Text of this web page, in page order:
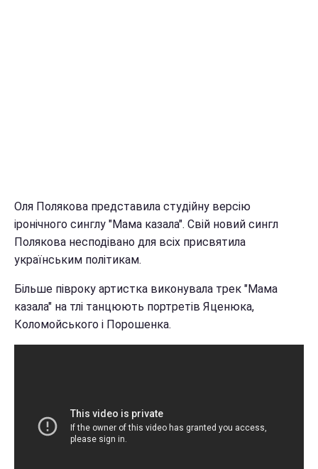
Оля Полякова представила студійну версію
іронічного синглу "Мама казала". Свій новий сингл
Полякова несподівано для всіх присвятила
українським політикам.
Більше півроку артистка виконувала трек "Мама
казала" на тлі танцюють портретів Яценюка,
Коломойського і Порошенка.